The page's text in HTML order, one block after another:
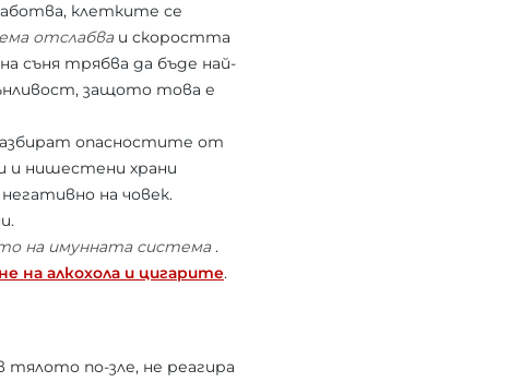
клетките се
отслабваи скоростта
съня трябва да бъде най-
защото това е
опасностите от
и нишестени храни
на човек.
на имунната система.
на алкохола и цигарите.
тялото по-зле, не реагира